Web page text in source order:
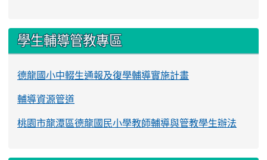
學生輔導管教專區
德龍國小中輟生通報及復學輔導實施計畫
輔導資源管道
桃園市龍潭區德龍國民小學教師輔導與管教學生辦法